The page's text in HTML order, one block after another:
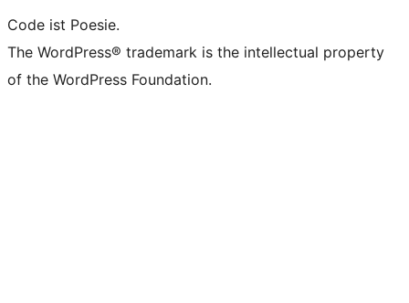
Code ist Poesie.
The WordPress® trademark is the intellectual property
of the WordPress Foundation.